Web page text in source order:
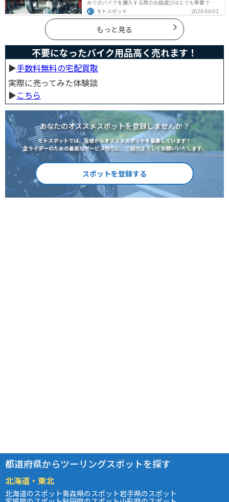
感温度は気温より低め？バイク走行時の体感温度は気温
と同じではありません。なぜ
めてのバイクを購入する際のお店選びはとても重要で
す。どんなお店で購入するのがベストなのか？失敗しな
いお店選びのポイントをまとめます。
モトスポット 2024-06-03
もっと見る
不要になったバイク用品高く売れます！
▶︎手数料無料の宅配買取
実際に売ってみた体験談
▶︎こちら
あなたのオススメスポットを登録しませんか？
モトスポットでは、皆様からオススメスポットを募集しています！
全ライダーのための最高なサービス作りに、ご協力よろしくお願いいたします。
スポットを登録する
都道府県からツーリングスポットを探す
北海道・東北
北海道のスポット青森県のスポット岩手県のスポット